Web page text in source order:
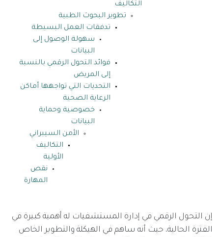
التكاليف
تطوير البحوث الطبية
تدفقات العمل البسيطة
سهولة الوصول إلى
البيانات
فوائد التحول الرقمي بالنسبة
إلى المريض
التحديات التي تواجهها أماكن
الرعاية الصحية
خصوصية وحماية
البيانات
الأمن السيبراني
التكاليف
الأولية
نقص
المهارة
إن التحول الرقمي في إدارة المستشفيات له أهمية كبيرة في
الفترة الحالية، حيث أنه ساهم في الهيكلة والتطوير الخاص